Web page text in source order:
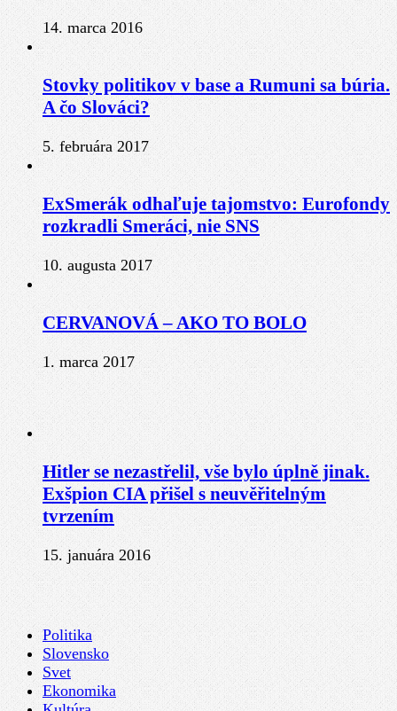
14. marca 2016
Stovky politikov v base a Rumuni sa búria.
A čo Slováci?
5. februára 2017
ExSmerák odhaľuje tajomstvo: Eurofondy
rozkradli Smeráci, nie SNS
10. augusta 2017
CERVANOVÁ – AKO TO BOLO
1. marca 2017
Hitler se nezastřelil, vše bylo úplně jinak.
Exšpion CIA přišel s neuvěřitelným
tvrzením
15. januára 2016
Politika
Slovensko
Svet
Ekonomika